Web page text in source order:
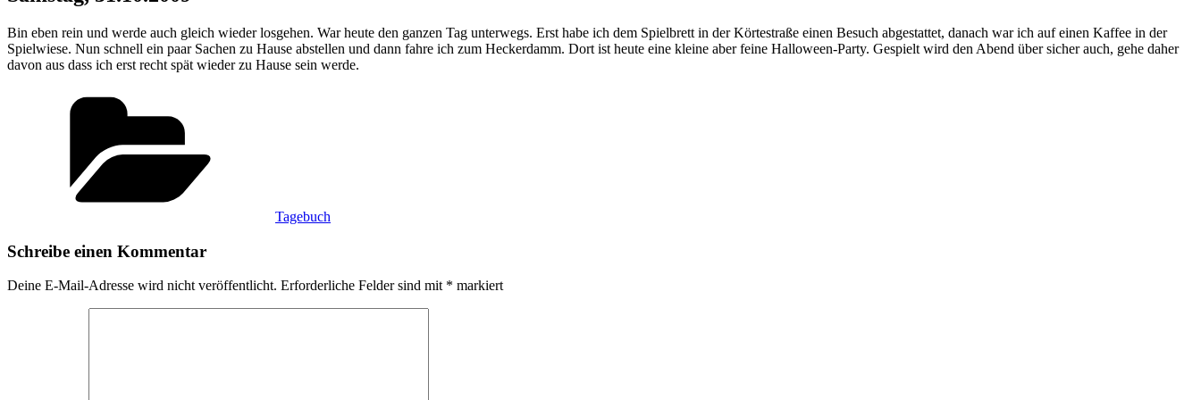
Bin eben rein und werde auch gleich wieder losgehen. War heute den ganzen Tag unterwegs. Erst habe ich dem Spielbrett in der Körtestraße einen Besuch abgestattet, danach war ich auf einen Kaffee in der
Spielwiese. Nun schnell ein paar Sachen zu Hause abstellen und dann fahre ich zum Heckerdamm. Dort ist heute eine kleine aber feine Halloween-Party. Gespielt wird den Abend über sicher auch, gehe daher
davon aus dass ich erst recht spät wieder zu Hause sein werde.
Tagebuch
Schreibe einen Kommentar
Deine E-Mail-Adresse wird nicht veröffentlicht. Erforderliche Felder sind mit * markiert